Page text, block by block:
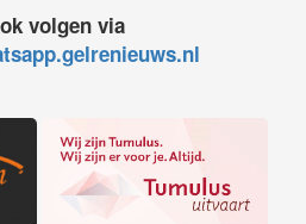
volgen via